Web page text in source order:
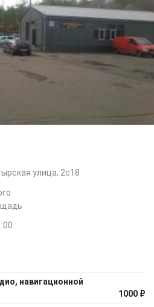
улица, 2с18
навигационной
1000 ₽